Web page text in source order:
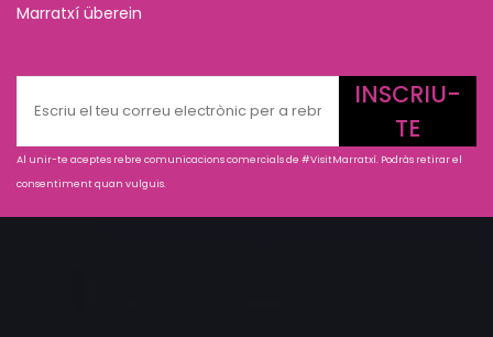
Marratxí überein
INSCRIU-
TE
Al unir-te aceptes rebre comunicacions comercials de #VisitMarratxí. Podràs retirar el
consentiment quan vulguis.